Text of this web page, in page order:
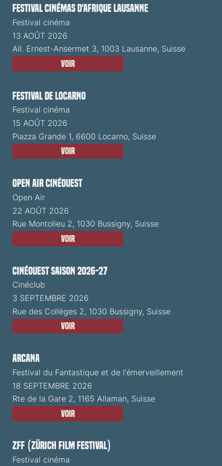
Festival cinémas d'Afrique Lausanne
Festival cinéma
13 AOÛT 2026
All. Ernest-Ansermet 3, 1003 Lausanne, Suisse
Voir
Festival de Locarno
Festival cinéma
15 AOÛT 2026
Piazza Grande 1, 6600 Locarno, Suisse
Voir
Open Air CinéOuest
Open Air
22 AOÛT 2026
Rue Montolieu 2, 1030 Bussigny, Suisse
Voir
CinéOuest Saison 2026-27
Cinéclub
3 SEPTEMBRE 2026
Rue des Collèges 2, 1030 Bussigny, Suisse
Voir
ARCANA
Festival du Fantastique et de l'émerveillement
18 SEPTEMBRE 2026
Rte de la Gare 2, 1165 Allaman, Suisse
Voir
ZFF (Zürich Film Festival)
Festival cinéma